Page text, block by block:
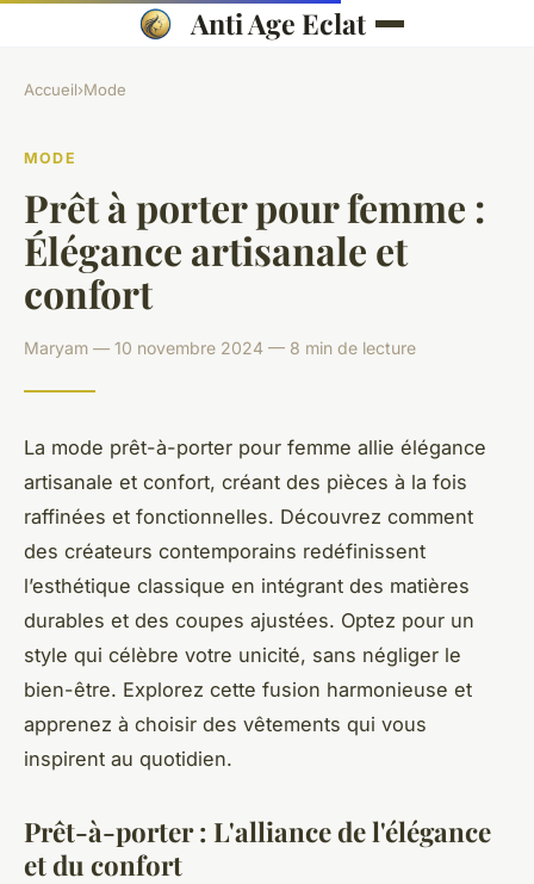
Anti Age Eclat
Accueil›Mode
MODE
Prêt à porter pour femme :
Élégance artisanale et
confort
Maryam — 10 novembre 2024 — 8 min de lecture
La mode prêt-à-porter pour femme allie élégance
artisanale et confort, créant des pièces à la fois
raffinées et fonctionnelles. Découvrez comment
des créateurs contemporains redéfinissent
l’esthétique classique en intégrant des matières
durables et des coupes ajustées. Optez pour un
style qui célèbre votre unicité, sans négliger le
bien-être. Explorez cette fusion harmonieuse et
apprenez à choisir des vêtements qui vous
inspirent au quotidien.
Prêt-à-porter : L'alliance de l'élégance
et du confort